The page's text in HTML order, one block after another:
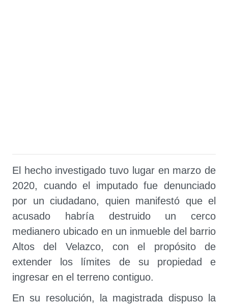
El hecho investigado tuvo lugar en marzo de
2020, cuando el imputado fue denunciado
por un ciudadano, quien manifestó que el
acusado habría destruido un cerco
medianero ubicado en un inmueble del barrio
Altos del Velazco, con el propósito de
extender los límites de su propiedad e
ingresar en el terreno contiguo.
En su resolución, la magistrada dispuso la